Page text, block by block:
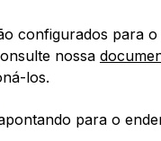
configurados para o
nossa
los.
para o